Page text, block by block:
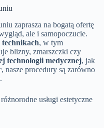
zaprasza na bogatą ofertę
ale i samopoczucie.
, w tym
blizny, zmarszczki czy
technologii medycznej, jak
, nasze procedury są zarówno
usługi estetyczne